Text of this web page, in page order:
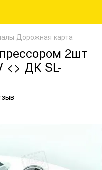
Дорожная карта
2шт
<> ДК SL-